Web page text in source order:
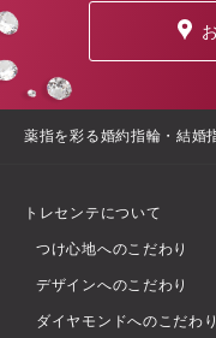
薬指を彩る婚約指輪・結婚
トレセンテについて
つけ心地へのこだわり
デザインへのこだわり
ダイヤモンドへのこだわり